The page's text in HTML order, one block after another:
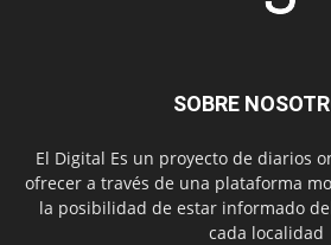
SOBRE
El Digital Es un proyecto de diarios
ofrecer a través de una plataforma
la posibilidad de estar informado
cada localidad